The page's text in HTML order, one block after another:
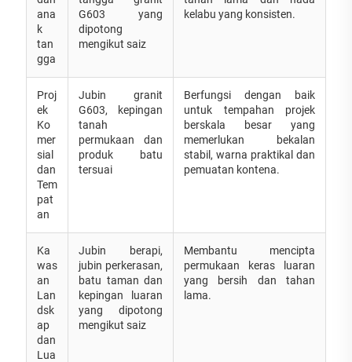
ana
k
tan
gga
G603 yang
dipotong
mengikut saiz
kelabu yang konsisten.
Proj
ek
Ko
mer
sial
dan
Tem
pat
an
Jubin granit
G603, kepingan
tanah
permukaan dan
produk batu
tersuai
Berfungsi dengan baik
untuk tempahan projek
berskala besar yang
memerlukan bekalan
stabil, warna praktikal dan
pemuatan kontena.
Ka
was
an
Lan
dsk
ap
dan
Lua
Jubin berapi,
jubin perkerasan,
batu taman dan
kepingan luaran
yang dipotong
mengikut saiz
Membantu mencipta
permukaan keras luaran
yang bersih dan tahan
lama.